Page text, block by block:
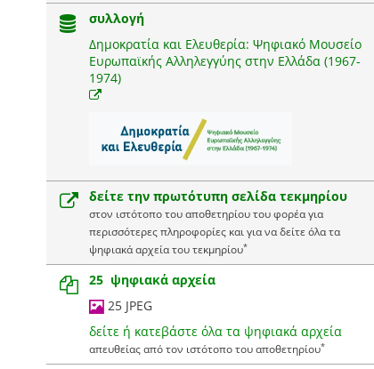
συλλογή
Δημοκρατία και Ελευθερία: Ψηφιακό Μουσείο
Ευρωπαϊκής Αλληλεγγύης στην Ελλάδα (1967-
1974)
δείτε την πρωτότυπη σελίδα τεκμηρίου
στον ιστότοπο του αποθετηρίου του φορέα για
περισσότερες πληροφορίες και για να δείτε όλα τα
ψηφιακά αρχεία του τεκμηρίου*
25 ψηφιακά αρχεία
25 JPEG
δείτε ή κατεβάστε όλα τα ψηφιακά αρχεία
απευθείας από τον ιστότοπο του αποθετηρίου*